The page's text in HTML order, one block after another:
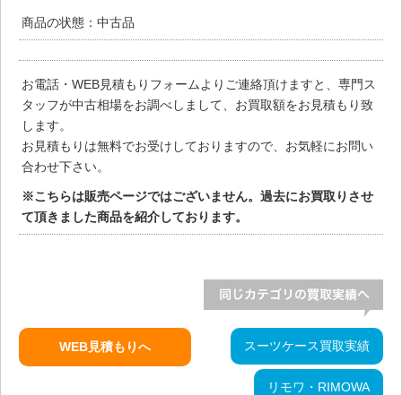
商品の状態：中古品
お電話・WEB見積もりフォームよりご連絡頂けますと、専門ス
タッフが中古相場をお調べしまして、お買取額をお見積もり致
します。
お見積もりは無料でお受けしておりますので、お気軽にお問い
合わせ下さい。
※こちらは販売ページではございません。過去にお買取りさせ
て頂きました商品を紹介しております。
WEB見積もりへ スーツケース買取実績
リモワ・RIMOWA